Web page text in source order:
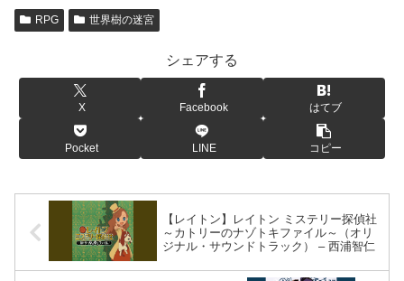
『
【塊魂】ワンス・アポン・ア・塊魂 – 素敵ソング
2025-07-17
Sayonara Wild Hearts（さよならワイルドハーツ）
– Original Soundtrack｜Daniel Olsén（ダニエル・オ
ルセン） ✕ Jonathan Eng（ジョナサン・エン） ✕
2025-06-04
【学マス】月村手毬（つきむらてまり）生誕ミニラ
イブ2025【#月村手毬生誕祭2025】＋関連動画』ペー
RPG 世界樹の迷宮
シェアする
X Facebook はてブ
Pocket LINE コピー
【レイトン】レイトン ミステリー探偵社
～カトリーのナゾトキファイル～（オリ
ジナル・サウンドトラック） – 西浦智仁